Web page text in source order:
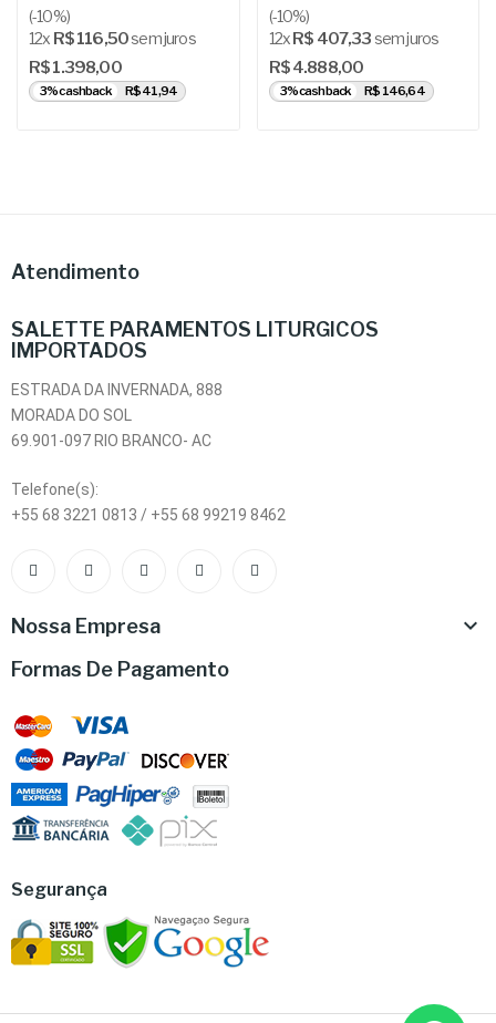
(-10%)
12x R$ 116,50sem juros
R$ 1.398,00
3% cashback R$ 41,94
(-10%)
12xR$ 407,33 sem juros
R$ 4.888,00
3% cashback R$ 146,64
Atendimento
SALETTE PARAMENTOS LITURGICOS
IMPORTADOS
ESTRADA DA INVERNADA, 888
MORADA DO SOL
69.901-097 RIO BRANCO- AC
Telefone(s):
+55 68 3221 0813 / +55 68 99219 8462
Nossa Empresa 
Formas De Pagamento
Segurança